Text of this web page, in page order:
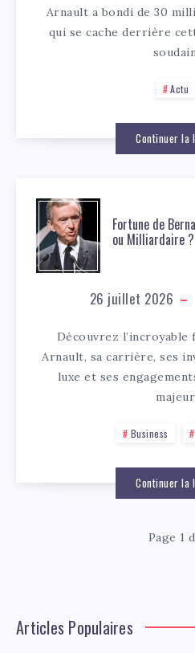
Arnault a bondi de 30
qui se cache derrière
Actu
Continuer la
Fortune de
ou Milliardaire ?
26 juillet 2026
Découvrez
Arnault, sa carrière, ses
luxe et ses
Business
Continuer la
Page 1
Articles Populaires